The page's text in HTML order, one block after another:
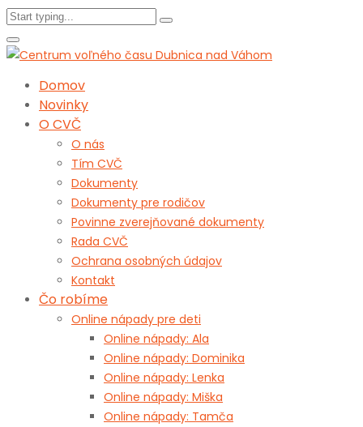
Domov
Novinky
O CVČ
O nás
Tím CVČ
Dokumenty
Dokumenty pre rodičov
Povinne zverejňované dokumenty
Rada CVČ
Ochrana osobných údajov
Kontakt
Čo robíme
Online nápady pre deti
Online nápady: Ala
Online nápady: Dominika
Online nápady: Lenka
Online nápady: Miška
Online nápady: Tamča